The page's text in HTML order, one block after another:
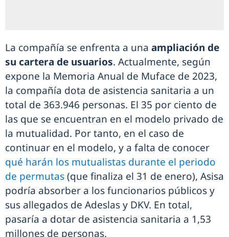
La compañía se enfrenta a una ampliación de
su cartera de usuarios. Actualmente, según
expone la Memoria Anual de Muface de 2023,
la compañía dota de asistencia sanitaria a un
total de 363.946 personas. El 35 por ciento de
las que se encuentran en el modelo privado de
la mutualidad. Por tanto, en el caso de
continuar en el modelo, y a falta de conocer
qué harán los mutualistas durante el periodo
de permutas(que finaliza el 31 de enero), Asisa
podría absorber a los funcionarios públicos y
sus allegados de Adeslas y DKV. En total,
pasaría a dotar de asistencia sanitaria a 1,53
millones de personas.